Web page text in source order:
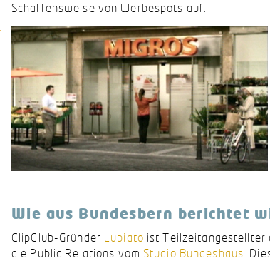
Schaffensweise von Werbespots auf.
Wie aus Bundesbern berichtet
ClipClub-Gründer Lubiato ist Teilzeitangestellter
die Public Relations vom Studio Bundeshaus.